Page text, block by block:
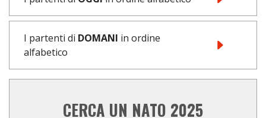
I partenti di DOMANI in ordine
alfabetico
CERCA UN NATO 2025